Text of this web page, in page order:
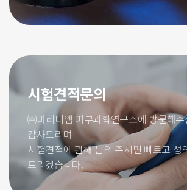
시험견적문의
㈜마리디엠 피부과학연구소에 방문해주
감사드리며
시험견적에 관해 문의 주시면 빠르고 성
드리겠습니다.